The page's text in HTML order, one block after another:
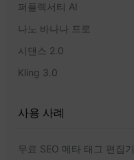
퍼플렉서티 AI
나노 바나나 프로
시댄스 2.0
Kling 3.0
사용 사례
무료 SEO 메타 태그 편집기